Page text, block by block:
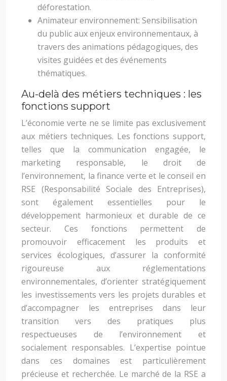
déforestation.
Animateur environnement: Sensibilisation
du public aux enjeux environnementaux, à
travers des animations pédagogiques, des
visites guidées et des événements
thématiques.
Au-delà des métiers techniques : les
fonctions support
L’économie verte ne se limite pas exclusivement
aux métiers techniques. Les fonctions support,
telles que la communication engagée, le
marketing responsable, le droit de
l’environnement, la finance verte et le conseil en
RSE (Responsabilité Sociale des Entreprises),
sont également essentielles pour le
développement harmonieux et durable de ce
secteur. Ces fonctions permettent de
promouvoir efficacement les produits et
services écologiques, d’assurer la conformité
rigoureuse aux réglementations
environnementales, d’orienter stratégiquement
les investissements vers les projets durables et
d’accompagner les entreprises dans leur
transition vers des pratiques plus
respectueuses de l’environnement et
socialement responsables. L’expertise pointue
dans ces domaines est particulièrement
précieuse et recherchée. Le marché de la RSE a